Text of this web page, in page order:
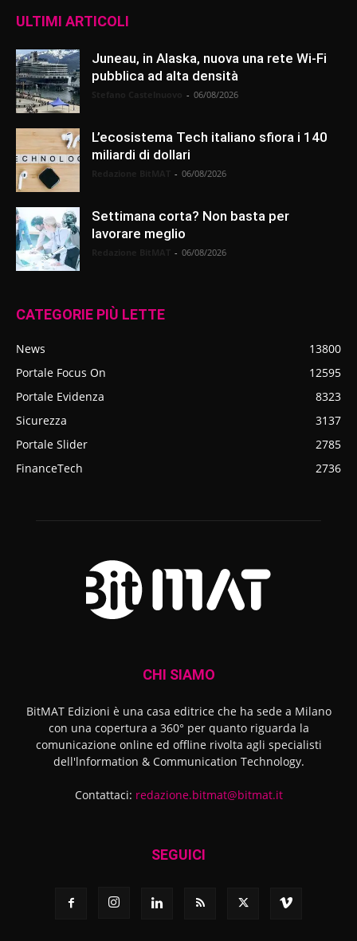
ULTIMI ARTICOLI
Juneau, in Alaska, nuova una rete Wi-Fi
pubblica ad alta densità
- 06/08/2026
L’ecosistema Tech italiano sfiora i 140
miliardi di dollari
- 06/08/2026
Settimana corta? Non basta per
lavorare meglio
- 06/08/2026
CATEGORIE PIÙ LETTE
News
13800
Portale Focus On
12595
Portale Evidenza
8323
Sicurezza
3137
Portale Slider
2785
FinanceTech
2736
CHI SIAMO
BitMAT Edizioni è una casa editrice che ha sede a Milano
con una copertura a 360° per quanto riguarda la
comunicazione online ed offline rivolta agli specialisti
dell'lnformation & Communication Technology.
Contattaci: redazione.bitmat@bitmat.it
SEGUICI